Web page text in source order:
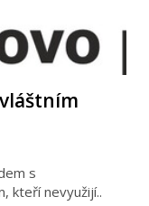
s
kteří nevyužijí..